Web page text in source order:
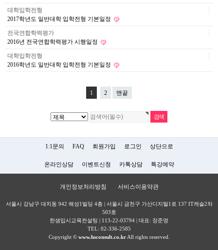
대학입학전형
2017학년도 일반대학 입학전형 기본일정
전국연합학력평가
2016년 전국연합학력평가 시행일정
대학입학전형
2016학년도 일반대학 입학전형 기본일정
1 2 맨끝
1:1문의 FAQ 회원가입 로그인 상단으로
온라인상담 이벤트신청 카톡상담 특강예약
개인정보처리방침 서비스이용약관
서울시 강남구 대치동 942 해성1빌딩 4층 | 서울시 금천구 가산디지털1로 137 IT캐슬2차
503호
한샘입시교육컨설팅 | 113-22-03794 | 대표: 장준영
TEL: 02-336-2585
Copyright © www.hsconsult.co.krAll rights reserved.